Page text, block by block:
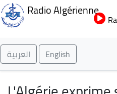
Radio Algérienne
العربية English